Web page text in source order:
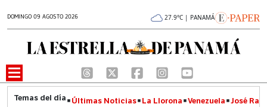
DOMINGO 09 AGOSTO 2026 27.9°C | PANAMÁ
Últimas Noticias La Llorona Venezuela José